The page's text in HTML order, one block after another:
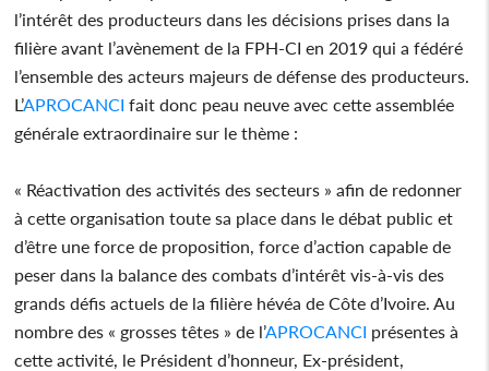
l’intérêt des producteurs dans les décisions prises dans la
filière avant l’avènement de la FPH-CI en 2019 qui a fédéré
l’ensemble des acteurs majeurs de défense des producteurs.
L’APROCANCI fait donc peau neuve avec cette assemblée
générale extraordinaire sur le thème :
« Réactivation des activités des secteurs » afin de redonner
à cette organisation toute sa place dans le débat public et
d’être une force de proposition, force d’action capable de
peser dans la balance des combats d’intérêt vis-à-vis des
grands défis actuels de la filière hévéa de Côte d’Ivoire. Au
nombre des « grosses têtes » de l’APROCANCI présentes à
cette activité, le Président d’honneur, Ex-président,